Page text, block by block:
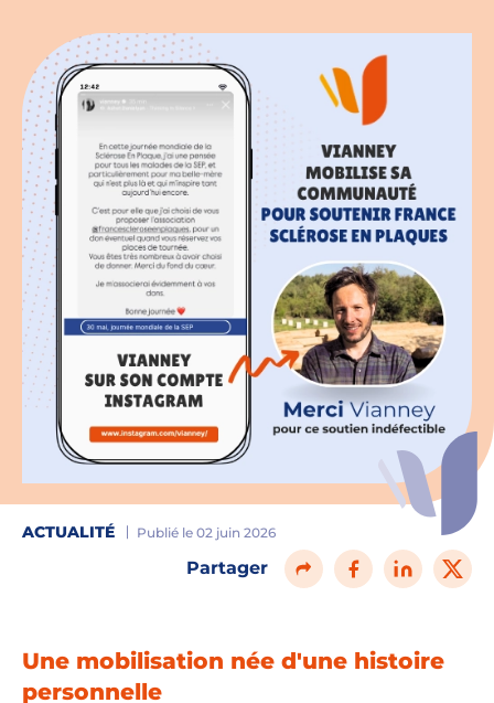
Mon compte
ACTUALITÉ Publié le 02 juin 2026
Partager
Une mobilisation née d'une histoire
personnelle